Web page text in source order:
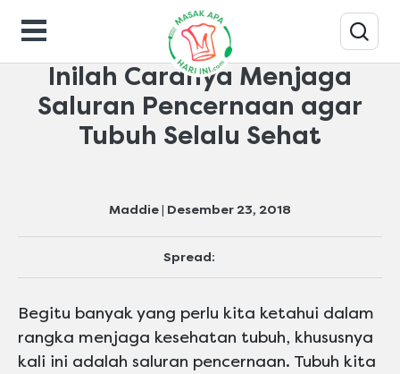
Makanan-gaya-hidup
Inilah Caranya Menjaga
Saluran Pencernaan agar
Tubuh Selalu Sehat
Maddie | Desember 23, 2018
Spread:
Begitu banyak yang perlu kita ketahui dalam
rangka menjaga kesehatan tubuh, khususnya
kali ini adalah saluran pencernaan. Tubuh kita